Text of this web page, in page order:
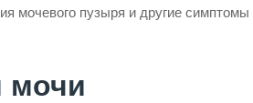
мочевого пузыря и другие
мочи